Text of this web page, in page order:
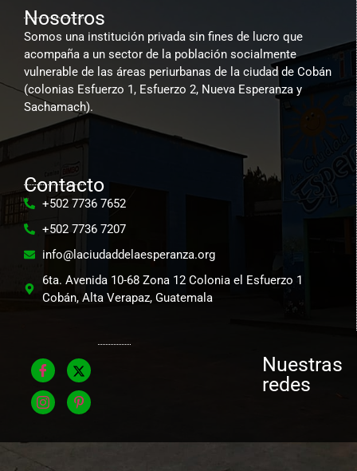
Nosotros
Somos una institución privada sin fines de lucro que
acompaña a un sector de la población socialmente
vulnerable de las áreas periurbanas de la ciudad de Cobán
(colonias Esfuerzo 1, Esfuerzo 2, Nueva Esperanza y
Sachamach).
Contacto
+502 7736 7652
+502 7736 7207
info@laciudaddelaesperanza.org
6ta. Avenida 10-68 Zona 12 Colonia el Esfuerzo 1
Cobán, Alta Verapaz, Guatemala
Nuestras
redes